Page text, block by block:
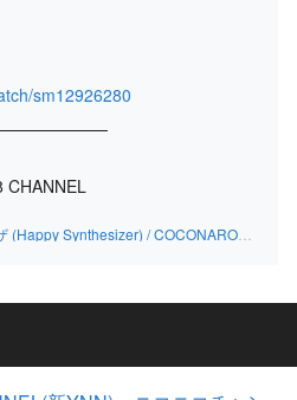
sm12926280
CHANNEL
Synthesizer) / COCONAROID – YouTube